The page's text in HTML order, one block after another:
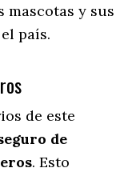
y sus
país.
de este
de
. Esto